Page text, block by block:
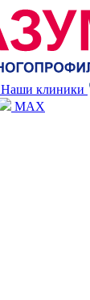
Наши клиники
MAX